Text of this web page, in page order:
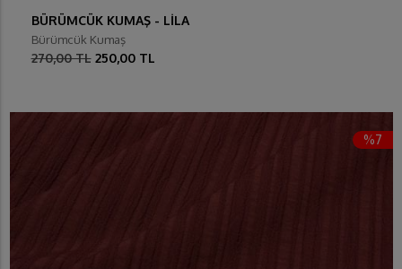
BÜRÜMCÜK KUMAŞ - LİLA
Bürümcük Kumaş
270,00 TL 250,00 TL
%7